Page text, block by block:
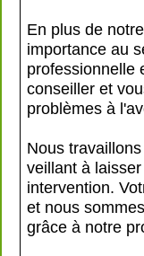
En plus de
importance au
professionnelle
conseiller et
problèmes à
Nous
veillant à
intervention.
et nous
grâce à notre